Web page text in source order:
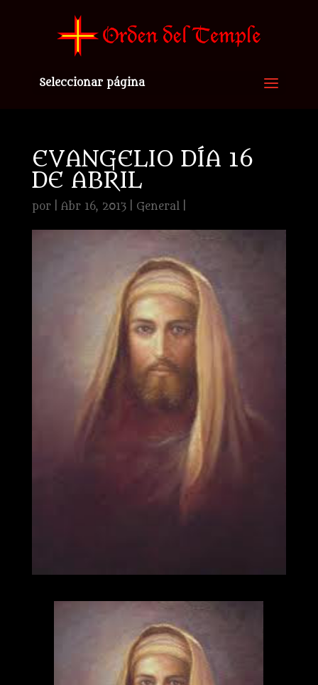
Seleccionar página
EVANGELIO DÍA 16
DE ABRIL
por Abr 16, 2013| General|